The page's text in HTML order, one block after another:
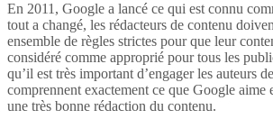
En 2011, Google a lancé ce qui est connu
tout a changé, les rédacteurs de contenu
ensemble de règles strictes pour que leur
considéré comme approprié pour tous les
qu’il est très important d’engager les auteurs
comprennent exactement ce que Google aime
une très bonne rédaction du contenu.